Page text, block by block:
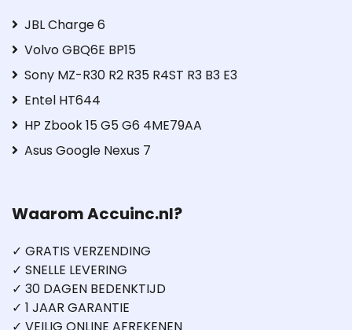
JBL Charge 6
Volvo GBQ6E BP15
Sony MZ-R30 R2 R35 R4ST R3 B3 E3
Entel HT644
HP Zbook 15 G5 G6 4ME79AA
Asus Google Nexus 7
Waarom Accuinc.nl?
✓ GRATIS VERZENDING
✓ SNELLE LEVERING
✓ 30 DAGEN BEDENKTIJD
✓ 1 JAAR GARANTIE